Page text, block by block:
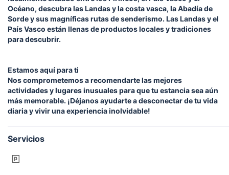
Océano, descubra las Landas y la costa vasca, la Abadía de
Sorde y sus magníficas rutas de senderismo. Las Landas y el
País Vasco están llenas de productos locales y tradiciones
para descubrir.
Estamos aquí para ti
Nos comprometemos a recomendarte las mejores
actividades y lugares inusuales para que tu estancia sea aún
más memorable. ¡Déjanos ayudarte a desconectar de tu vida
diaria y vivir una experiencia inolvidable!
Servicios